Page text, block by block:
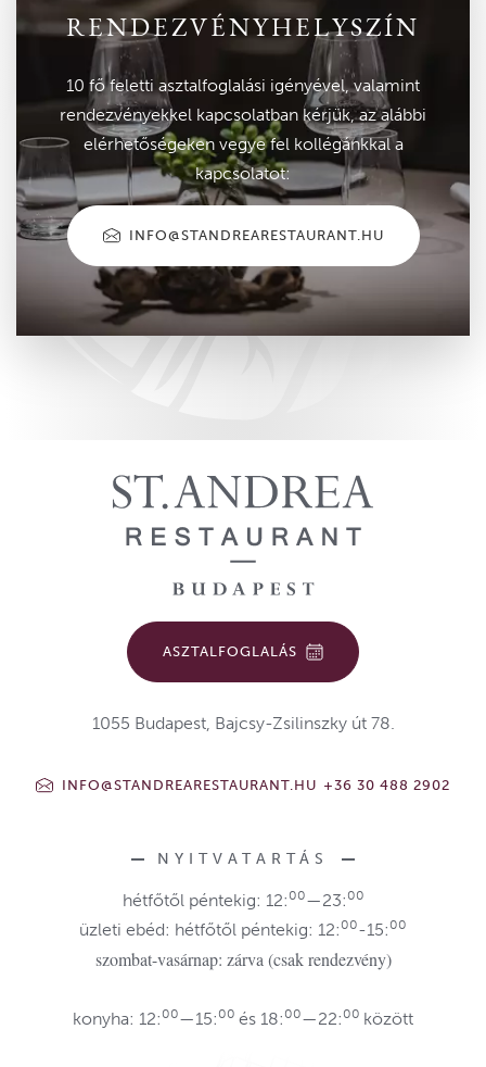
RENDEZVÉNYHELYSZÍN
10 fő feletti asztalfoglalási igényével, valamint
rendezvényekkel kapcsolatban kérjük, az alábbi
elérhetőségeken vegye fel kollégánkkal a
kapcsolatot:
INFO@STANDREARESTAURANT.HU
ASZTALFOGLALÁS
1055 Budapest, Bajcsy-Zsilinszky út 78.
INFO@STANDREARESTAURANT.HU +36 30 488 2902
NYITVATARTÁS
hétfőtől péntekig: 12: 00—23: 00
üzleti ebéd: hétfőtől péntekig: 12: 00-15: 00
szombat-vasárnap: zárva (csak rendezvény)
konyha: 12: 00—15: 00 és 18: 00—22: 00 között